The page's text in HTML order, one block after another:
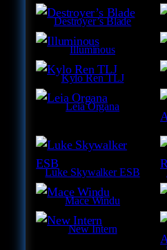
Destroyer’s Blade
Illuminous
Kylo Ren TLJ
Leia Organa
Luke Skywalker ESB
Mace Windu
New Intern